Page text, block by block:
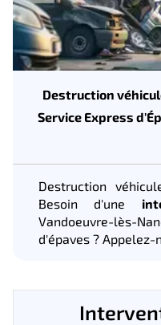
Destruction
Service Express
Destruction
Besoin d'une
Vandoeuvre-lès-
d'épaves ?